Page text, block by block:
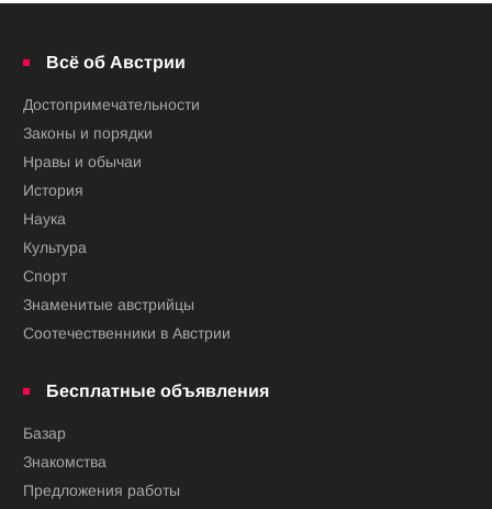
Всё об Австрии
Достопримечательности
Законы и порядки
Нравы и обычаи
История
Наука
Культура
Спорт
Знаменитые австрийцы
Соотечественники в Австрии
Бесплатные объявления
Базар
Знакомства
Предложения работы